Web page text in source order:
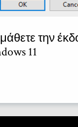
την
11